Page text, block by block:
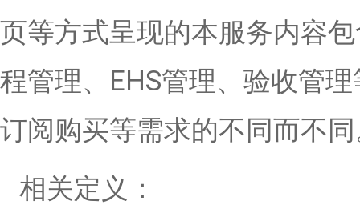
页等方式呈现的本服务内容
程管理、EHS管理、验收管
订阅购买等需求的不同而不
相关定义：